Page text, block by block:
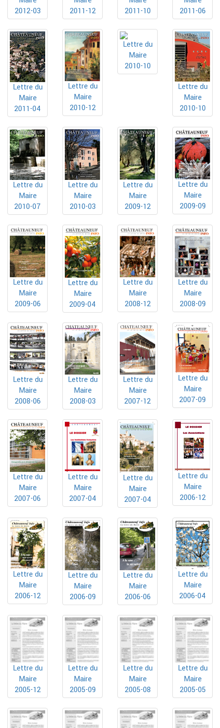
2012-03
2011-12
2011-10
2011-06
Lettre du
Maire
2011-04
Lettre du
Maire
2010-12
Lettre du
Maire
2010-10
Lettre du
Maire
2010-10
Lettre du
Maire
2010-07
Lettre du
Maire
2010-03
Lettre du
Maire
2009-12
Lettre du
Maire
2009-09
Lettre du
Maire
2009-06
Lettre du
Maire
2009-04
Lettre du
Maire
2008-12
Lettre du
Maire
2008-09
Lettre du
Maire
2008-06
Lettre du
Maire
2008-03
Lettre du
Maire
2007-12
Lettre du
Maire
2007-09
Lettre du
Maire
2007-06
Lettre du
Maire
2007-04
Lettre du
Maire
2007-04
Lettre du
Maire
2006-12
Lettre du
Maire
2006-12
Lettre du
Maire
2006-09
Lettre du
Maire
2006-06
Lettre du
Maire
2006-04
Lettre du
Maire
2005-12
Lettre du
Maire
2005-09
Lettre du
Maire
2005-08
Lettre du
Maire
2005-05